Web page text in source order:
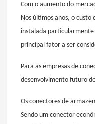
Com o aumento do
Nos últimos anos, o
instalada particularmente
principal fator a ser
Para as empresas de
desenvolvimento futuro
Os conectores de
Sendo um conector